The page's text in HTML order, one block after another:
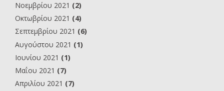
Νοεμβρίου 2021 (2)
Οκτωβρίου 2021 (4)
Σεπτεμβρίου 2021 (6)
Αυγούστου 2021 (1)
Ιουνίου 2021 (1)
Μαΐου 2021 (7)
Απριλίου 2021 (7)